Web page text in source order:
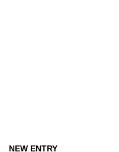
NEW ENTRY